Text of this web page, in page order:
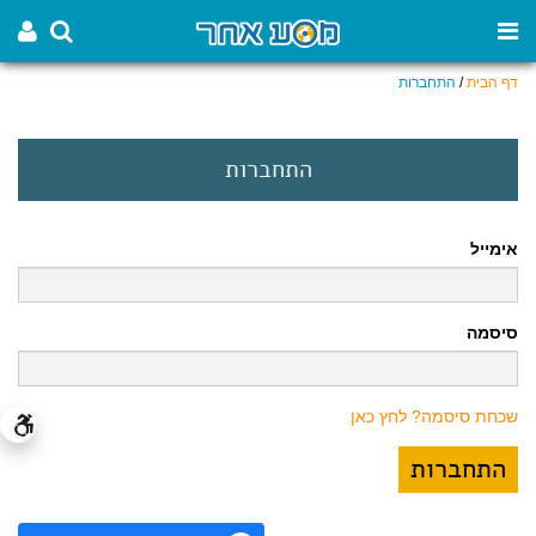
דף הבית/ התחברות
התחברות
אימייל
סיסמה
שכחת סיסמה? לחץ כאן